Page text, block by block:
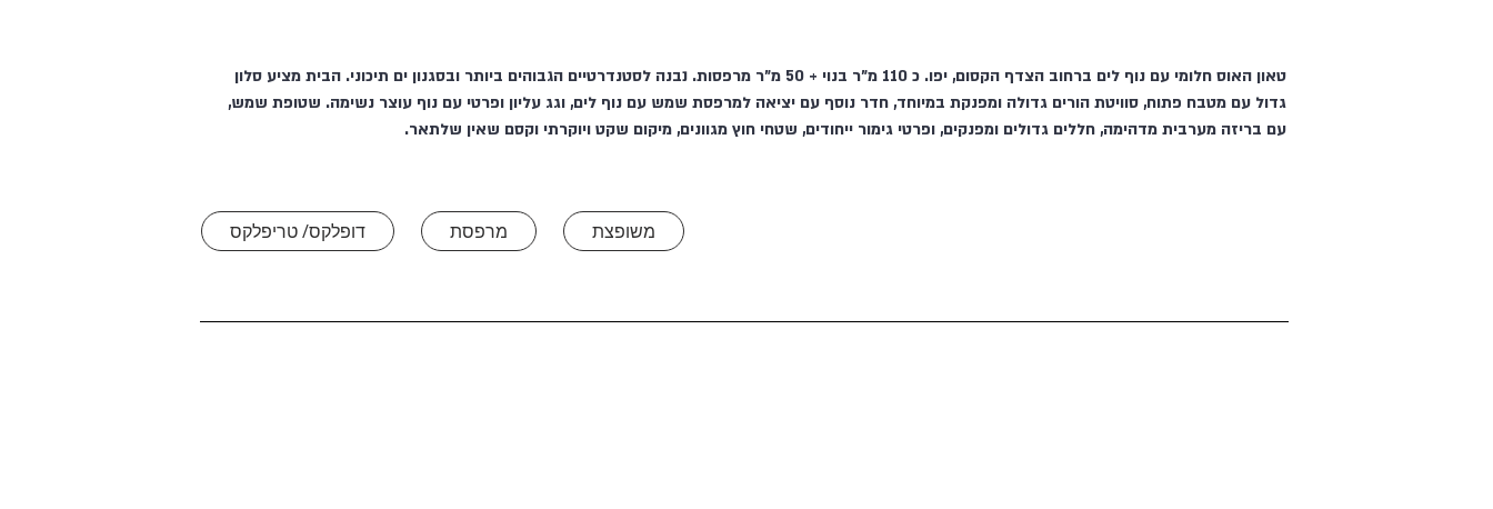
טאון האוס חלומי עם נוף לים ברחוב הצדף הקסום, יפו. כ 110 מ"ר בנוי + 50 מ"ר מרפסות. נבנה לסטנדרטיים הגבוהים ביותר ובסגנון ים תיכוני. הבית מציע סלון
גדול עם מטבח פתוח, סוויטת הורים גדולה ומפנקת במיוחד, חדר נוסף עם יציאה למרפסת שמש עם נוף לים, וגג עליון ופרטי עם נוף עוצר נשימה. שטופת שמש,
עם בריזה מערבית מדהימה, חללים גדולים ומפנקים, ופרטי גימור ייחודים, שטחי חוץ מגוונים, מיקום שקט ויוקרתי וקסם שאין שלתאר.
דופלקס/ טריפלקס מרפסת משופצת